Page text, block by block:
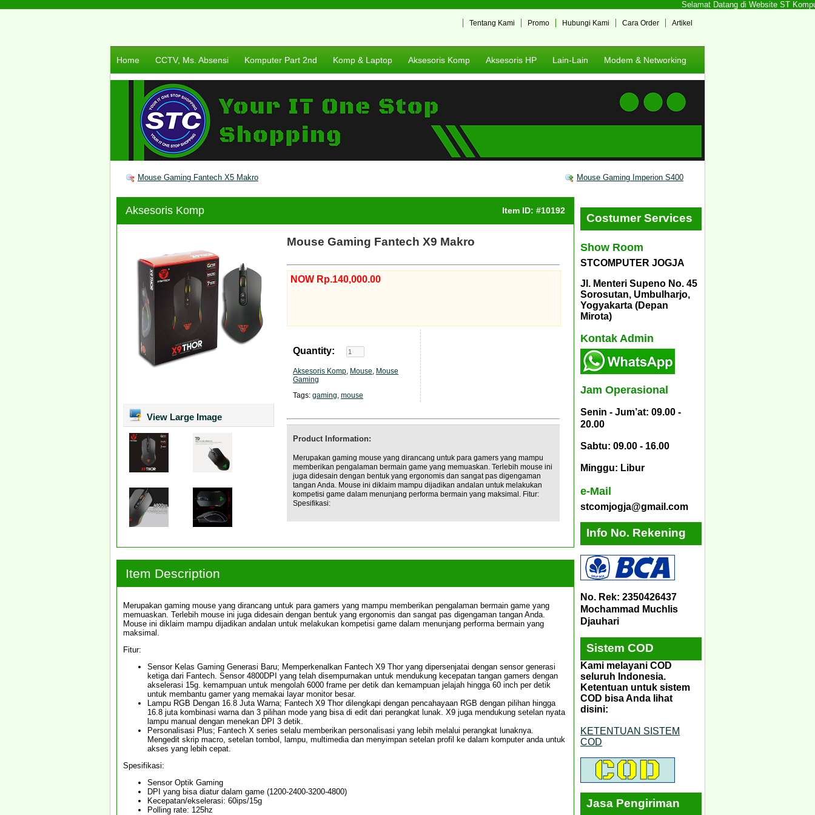
Selamat Datang di Website ST
Artikel
Cara Order
Hubungi Kami
Promo
Tentang Kami
Home CCTV, Ms. Absensi Komputer Part 2nd Komp & Laptop Aksesoris Komp Aksesoris HP Lain-Lain Modem & Networking
Mouse Gaming Fantech X5 Makro Mouse Gaming Imperion S400
Aksesoris Komp Item ID: #10192
View Large Image
Mouse Gaming Fantech X9 Makro
NOW Rp.140,000.00
Quantity:
Aksesoris Komp, Mouse, Mouse
Gaming
Tags: gaming, mouse
Product Information:
Merupakan gaming mouse yang dirancang untuk para gamers yang mampu
memberikan pengalaman bermain game yang memuaskan. Terlebih mouse ini
juga didesain dengan bentuk yang ergonomis dan sangat pas digengaman
tangan Anda. Mouse ini diklaim mampu dijadikan andalan untuk melakukan
kompetisi game dalam menunjang performa bermain yang maksimal. Fitur:
Spesifikasi:
Item Description
Merupakan gaming mouse yang dirancang untuk para gamers yang mampu memberikan pengalaman bermain game yang
memuaskan. Terlebih mouse ini juga didesain dengan bentuk yang ergonomis dan sangat pas digengaman tangan Anda.
Mouse ini diklaim mampu dijadikan andalan untuk melakukan kompetisi game dalam menunjang performa bermain yang
maksimal.
Fitur:
Sensor Kelas Gaming Generasi Baru; Memperkenalkan Fantech X9 Thor yang dipersenjatai dengan sensor generasi
ketiga dari Fantech. Sensor 4800DPI yang telah disempurnakan untuk mendukung kecepatan tangan gamers dengan
akselerasi 15g. kemampuan untuk mengolah 6000 frame per detik dan kemampuan jelajah hingga 60 inch per detik
untuk membantu gamer yang memakai layar monitor besar.
Lampu RGB Dengan 16.8 Juta Warna; Fantech X9 Thor dilengkapi dengan pencahayaan RGB dengan pilihan hingga
16.8 juta kombinasi warna dan 3 pilihan mode yang bisa di edit dari perangkat lunak. X9 juga mendukung setelan nyata
lampu manual dengan menekan DPI 3 detik.
Personalisasi Plus; Fantech X series selalu memberikan personalisasi yang lebih melalui perangkat lunaknya.
Mengedit skrip macro, setelan tombol, lampu, multimedia dan menyimpan setelan profil ke dalam komputer anda untuk
akses yang lebih cepat.
Spesifikasi:
Sensor Optik Gaming
DPI yang bisa diatur dalam game (1200-2400-3200-4800)
Kecepatan/ekselerasi: 60ips/15g
Polling rate: 125hz
Costumer Services
Show Room
STCOMPUTER JOGJA
Jl. Menteri Supeno No. 45
Sorosutan, Umbulharjo,
Yogyakarta (Depan
Mirota)
Kontak Admin
Jam Operasional
Senin - Jum’at: 09.00 -
20.00
Sabtu: 09.00 - 16.00
Minggu: Libur
e-Mail
stcomjogja@gmail.com
Info No. Rekening
No. Rek: 2350426437
Mochammad Muchlis
Djauhari
Sistem COD
Kami melayani COD
seluruh Indonesia.
Ketentuan untuk sistem
COD bisa Anda lihat
disini:
KETENTUAN SISTEM
COD
Jasa Pengiriman